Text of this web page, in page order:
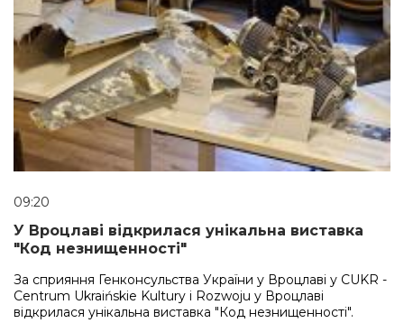
09:20
У Вроцлаві відкрилася унікальна виставка
"Код незнищенності"
За сприяння Генконсульства України у Вроцлаві у CUKR -
Centrum Ukraińskie Kultury i Rozwoju у Вроцлаві
відкрилася унікальна виставка "Код незнищенності".